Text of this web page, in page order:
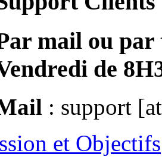
mail ou par
de
: support
et Objectifs